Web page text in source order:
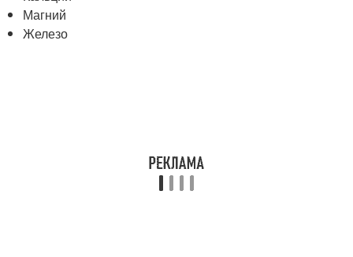
Магний
Железо